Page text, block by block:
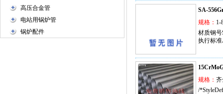
高压合金管
电站用锅炉管
锅炉配件
SA-
规格： 1-
材质钢号
执行标
规格： 齐
/